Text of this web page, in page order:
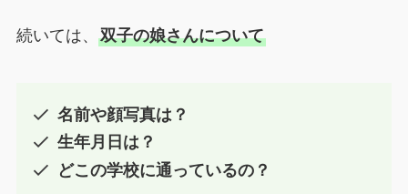
続いては、 双子の娘さんについて
名前や顔写真は？
生年月日は？
どこの学校に通っているの？